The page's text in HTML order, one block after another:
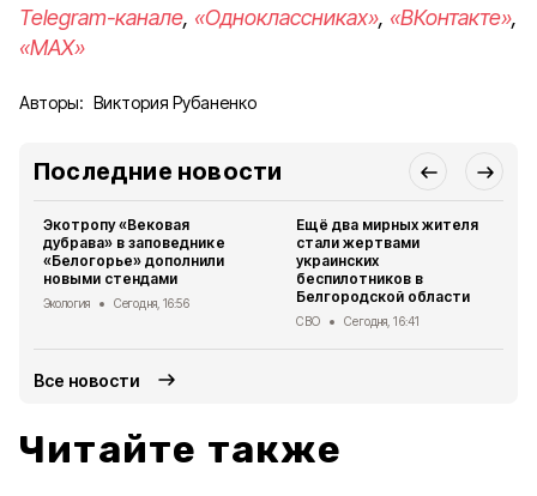
Telegram-канале, «Одноклассниках», «ВКонтакте»,
«MAX»
Авторы: Виктория Рубаненко
Последние новости
Экотропу «Вековая
дубрава» в заповеднике
«Белогорье» дополнили
новыми стендами
Экология Сегодня, 16:56
Ещё два мирных жителя
стали жертвами
украинских
беспилотников в
Белгородской области
СВО Сегодня, 16:41
Все новости
Читайте также